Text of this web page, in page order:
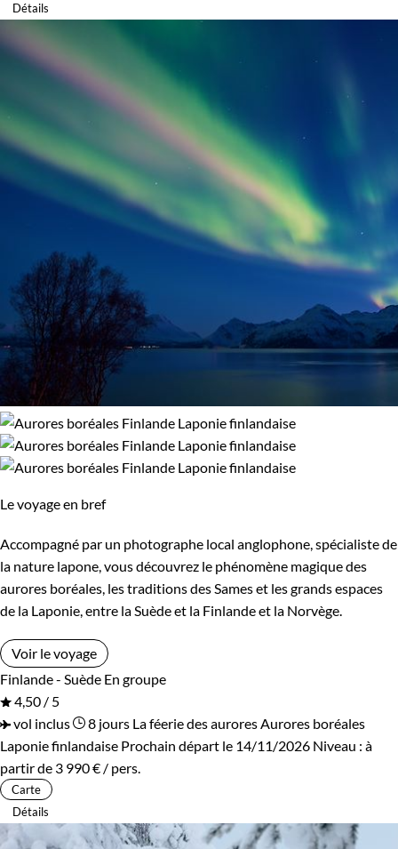
Détails
Le voyage en bref
Accompagné par un photographe local anglophone, spécialiste de
la nature lapone, vous découvrez le phénomène magique des
aurores boréales, les traditions des Sames et les grands espaces
de la Laponie, entre la Suède et la Finlande et la Norvège.
Voir le voyage
Finlande - Suède En groupe
4,50 / 5
vol inclus
8 jours La féerie des auroresAurores boréales
Laponie finlandaise Prochain départ le 14/11/2026 Niveau : à
partir de 3 990 € / pers.
Carte
Détails